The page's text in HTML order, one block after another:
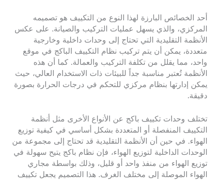
أحد الخصائص البارزة لهذا النوع من التكييف هو تصميمه
المركزي، والذي يسهل عمليات التركيب والصيانة. على عكس
الأنظمة التقليدية التي تحتاج إلى وحدات داخلية وخارجية
متعددة، يمكن أن يتم تركيب نظام التكييف الباكج في موقع
واحد، مما يقلل من تكلفة التركيب والعمالة. كما أن هذه
الأنظمة تُعتبر مناسبة جداً للبيئات ذات الاستخدام العالي، حيث
يمكن إدارتها بنظام مركزي للتحكم في درجات الحرارة بصورة
دقيقة.
تختلف وحدات تكييف باكج عن الأنواع الأخرى مثل أنظمة
التكييف المنفصلة أو المتعددة بشكل أساسي في كيفية توزيع
الهواء. في حين أن الأنظمة التقليدية قد تحتاج إلى مجموعة من
الوحدات الداخلية لتوزيع الهواء، فإن نظام باكج يتيح سهولة في
توزيع الهواء من منفذ واحد أو قليل، وذلك بواسطة مجاري
الهواء الموصلة إلى مختلف الغرف. هذا التصميم يجعل تكييف